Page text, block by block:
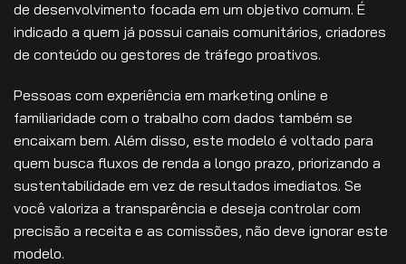
de desenvolvimento focada em um objetivo comum. É
indicado a quem já possui canais comunitários, criadores
de conteúdo ou gestores de tráfego proativos.
Pessoas com experiência em marketing online e
familiaridade com o trabalho com dados também se
encaixam bem. Além disso, este modelo é voltado para
quem busca fluxos de renda a longo prazo, priorizando a
sustentabilidade em vez de resultados imediatos. Se
você valoriza a transparência e deseja controlar com
precisão a receita e as comissões, não deve ignorar este
modelo.